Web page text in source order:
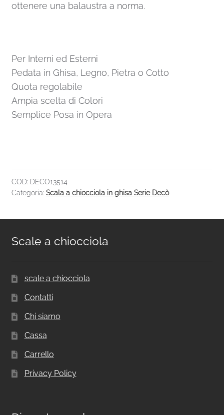
ottenere una balaustra a norma.
Per Interni ed Esterni
Pedata in Ghisa, Legno, Pietra o Cotto
Quota regolabile
Ampia scelta di Colori
Semplice Posa in Opera
COD: DECO13514
Categoria: Scala a chiocciola in ghisa Serie Decò
Scale a chiocciola
scale a chiocciola
Contatti
Chi siamo
Cassa
Carrello
Privacy Policy